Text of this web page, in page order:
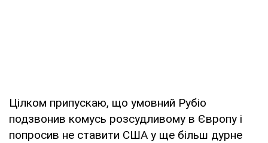
Цілком припускаю, що умовний Рубіо
подзвонив комусь розсудливому в Європу і
попросив не ставити США у ще більш дурне